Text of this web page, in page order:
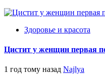
Здоровье и красота
Цистит у женщин первая
1 год тому назад Najlya